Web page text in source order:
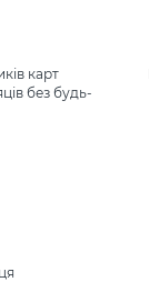
карт
без будь-